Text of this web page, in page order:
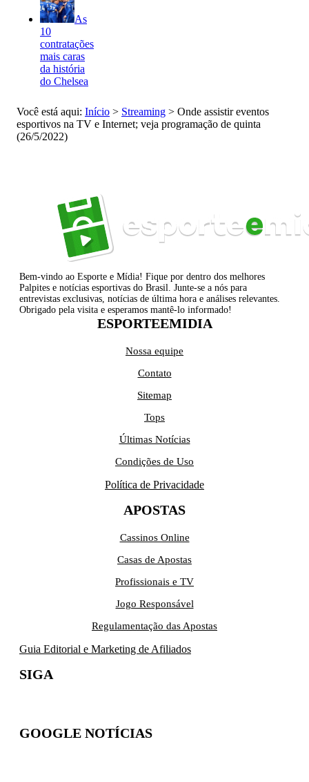
As
10
contratações
mais caras
da história
do Chelsea
Você está aqui: Início > Streaming > Onde assistir eventos
esportivos na TV e Internet; veja programação de quinta
(26/5/2022)
Bem-vindo ao Esporte e Mídia! Fique por dentro dos melhores
Palpites e notícias esportivas do Brasil. Junte-se a nós para
entrevistas exclusivas, notícias de última hora e análises relevantes.
Obrigado pela visita e esperamos mantê-lo informado!
ESPORTEEMIDIA
Nossa equipe
Contato
Sitemap
Tops
Últimas Notícias
Condições de Uso
Política de Privacidade
APOSTAS
Cassinos Online
Casas de Apostas
Profissionais e TV
Jogo Responsável
Regulamentação das Apostas
Guia Editorial e Marketing de Afiliados
SIGA
GOOGLE NOTÍCIAS